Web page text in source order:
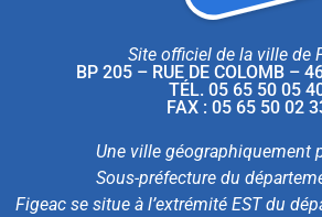
Site officiel de la ville de
BP 205 – RUE DE COLOMB –
TÉL. 05 65 50 05
FAX : 05 65 50 02
Une ville géographiquement
Sous-préfecture du
Figeac se situe à l’extrémité EST du